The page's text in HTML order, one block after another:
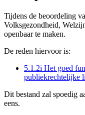
Tijdens de beoordeling
Volksgezondheid,
openbaar te maken.
De reden hiervoor is:
5.1.2i Het goed
publiekrechtelijke
Dit bestand zal spoedig
eens.